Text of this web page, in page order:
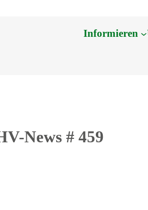
Informieren
News # 459